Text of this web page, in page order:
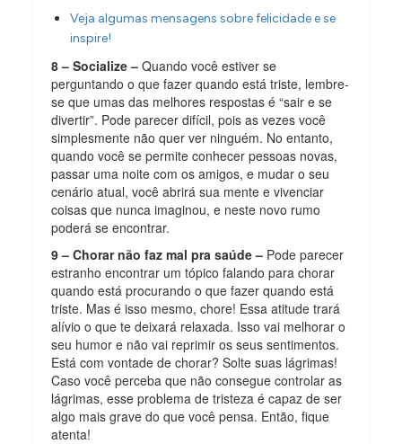
Veja algumas mensagens sobre felicidade e se
inspire!
8 – Socialize – Quando você estiver se
perguntando o que fazer quando está triste, lembre-
se que umas das melhores respostas é “sair e se
divertir”. Pode parecer difícil, pois as vezes você
simplesmente não quer ver ninguém. No entanto,
quando você se permite conhecer pessoas novas,
passar uma noite com os amigos, e mudar o seu
cenário atual, você abrirá sua mente e vivenciar
coisas que nunca imaginou, e neste novo rumo
poderá se encontrar.
9 – Chorar não faz mal pra saúde – Pode parecer
estranho encontrar um tópico falando para chorar
quando está procurando o que fazer quando está
triste. Mas é isso mesmo, chore! Essa atitude trará
alívio o que te deixará relaxada. Isso vai melhorar o
seu humor e não vai reprimir os seus sentimentos.
Está com vontade de chorar? Solte suas lágrimas!
Caso você perceba que não consegue controlar as
lágrimas, esse problema de tristeza é capaz de ser
algo mais grave do que você pensa. Então, fique
atenta!